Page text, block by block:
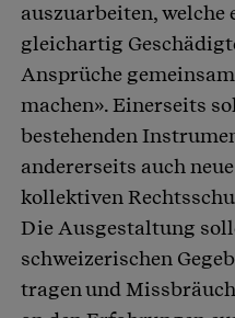
auszuarbeiten, welche
gleichartig
Ansprüche
machen». Einerseits
bestehenden
andererseits auch
kollektiven
Die Ausgestaltung
schweizerischen
tragen und